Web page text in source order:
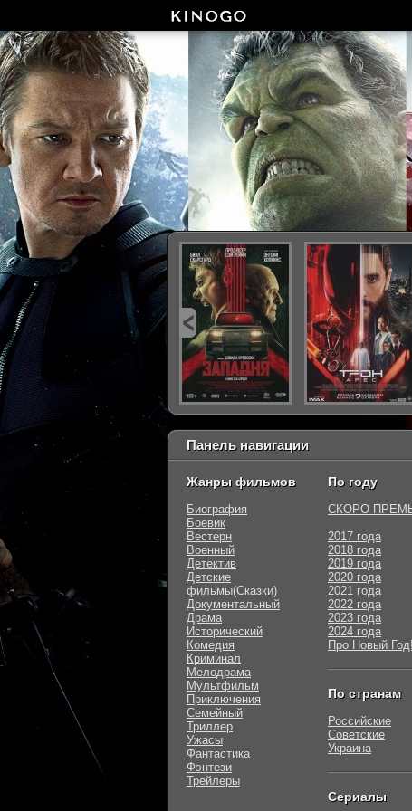
Панель навигации
Жанры фильмов
Биография
Боевик
Вестерн
Военный
Детектив
Детские
фильмы(Сказки)
Документальный
Драма
Исторический
Комедия
Криминал
Мелодрама
Мультфильм
Приключения
Семейный
Триллер
Ужасы
Фантастика
Фэнтези
Трейлеры
По году
СКОРО
2017 года
2018 года
2019 года
2020 года
2021 года
2022 года
2023 года
2024 года
Про Новый Год!
По странам
Российские
Советские
Украина
Сериалы